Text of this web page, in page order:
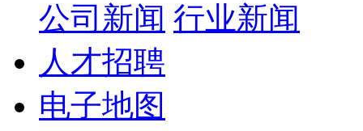
公司新闻 行业新闻
人才招聘
电子地图